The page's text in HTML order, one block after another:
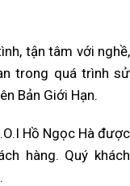
tận tâm với nghề,
trong quá trình sử
Bản Giới Hạn.
Hồ Ngọc Hà được
hàng. Quý khách